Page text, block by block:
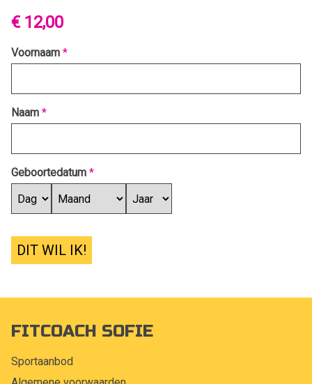
€ 12,00
Voornaam *
Naam *
Geboortedatum *
DIT WIL IK!
FITCOACH SOFIE
Sportaanbod